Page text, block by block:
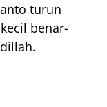
turun
benar-